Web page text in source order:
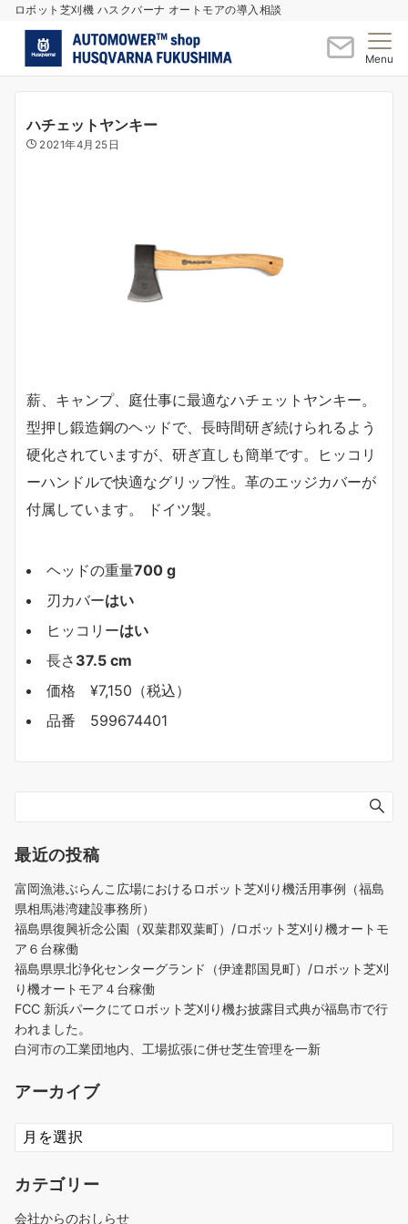
ロボット芝刈機 ハスクバーナ オートモアの導入相談
Menu
ハチェットヤンキー
2021年4月25日
薪、キャンプ、庭仕事に最適なハチェットヤンキー。
型押し鍛造鋼のヘッドで、長時間研ぎ続けられるよう
硬化されていますが、研ぎ直しも簡単です。ヒッコリ
ーハンドルで快適なグリップ性。革のエッジカバーが
付属しています。 ドイツ製。
ヘッドの重量700 g
刃カバーはい
ヒッコリーはい
長さ 37.5 cm
価格 ¥7,150（税込）
品番 599674401
最近の投稿
富岡漁港ぶらんこ広場におけるロボット芝刈り機活用事例（福島
県相馬港湾建設事務所）
福島県復興祈念公園（双葉郡双葉町）/ロボット芝刈り機オートモ
ア６台稼働
福島県県北浄化センターグランド（伊達郡国見町）/ロボット芝刈
り機オートモア４台稼働
FCC 新浜パークにてロボット芝刈り機お披露目式典が福島市で行
われました。
白河市の工業団地内、工場拡張に併せ芝生管理を一新
アーカイブ
ア
ー
イ
カテゴリー
会社からのおしらせ